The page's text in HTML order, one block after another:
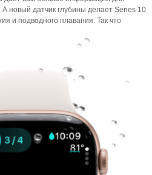
новый датчик глубины делает Series 10
и подводного плавания. Так что